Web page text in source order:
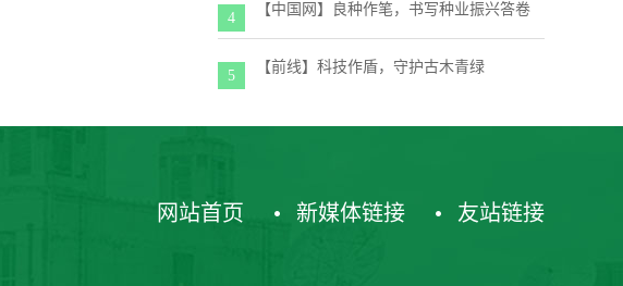
4
【中国网】良种作笔，书写种业振兴答卷
5
【前线】科技作盾，守护古木青绿
网站首页 新媒体链接 友站链接